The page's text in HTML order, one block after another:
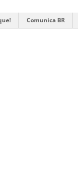
Comunica BR